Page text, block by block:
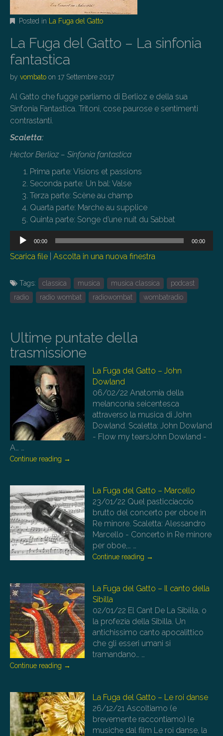
Posted in La Fuga del Gatto
La Fuga del Gatto – La sinfonia
fantastica
by vombato on 17 Settembre 2017
Al Gatto che fugge parliamo di Berlioz e della sua
Sinfonia Fantastica. Tritoni, cose paurose e sentimenti
contrastanti.
Scaletta:
Hector Berlioz – Sinfonia fantastica
Prima parte: Visions et passions
Seconda parte: Un bal: Valse
Terza parte: Scène au champ
Quarta parte: Marche au supplice
Quinta parte: Songe d’une nuit du Sabbat
Audio
00:00 00:00
Scarica file Ascolta in una nuova finestra
Tags: classica musica musica classica
podcast
radio
radio wombat radiowombat wombatradio
Ultime puntate della
trasmissione
La Fuga del Gatto – John
Dowland
06/02/22 Anatomia della
melanconia seicentesca
attraverso la musica di John
Dowland. Scaletta: John Dowland
- Flow my tearsJohn Dowland -
A… …
Continue reading →
La Fuga del Gatto – Marcello
23/01/22 Quel pasticciaccio
brutto del concerto per oboe in
Re minore. Scaletta: Alessandro
Marcello - Concerto in Re minore
per oboe,… …
Continue reading →
La Fuga del Gatto – Il canto della
Sibilla
02/01/22 El Cant De La Sibil·la, o
la profezia della Sibilla. Un
antichissimo canto apocalittico
che gli esseri umani si
tramandano… …
Continue reading →
La Fuga del Gatto – Le roi danse
26/12/21 Ascoltiamo (e
brevemente raccontiamo) le
musiche dal film Le roi danse, la